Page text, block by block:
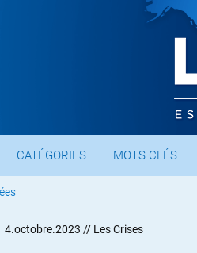
CATÉGORIES MOTS CLÉS
4.octobre.2023 // Les Crises